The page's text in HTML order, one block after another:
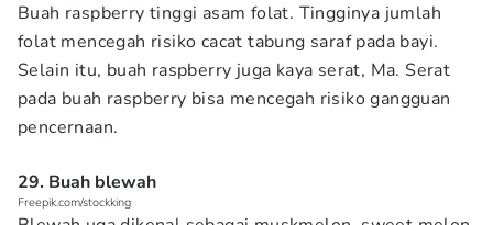
Buah raspberry tinggi asam folat. Tingginya jumlah
folat mencegah risiko cacat tabung saraf pada bayi.
Selain itu, buah raspberry juga kaya serat, Ma. Serat
pada buah raspberry bisa mencegah risiko gangguan
pencernaan.
29. Buah blewah
Freepik.com/stockking